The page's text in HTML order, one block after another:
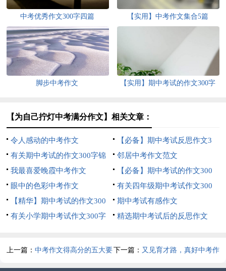
中考优秀作文300字四篇 【实用】中考作文集合5篇
脚步中考作文
【实用】期中考试的作文300字
【为自己拧灯中考满分作文】相关文章：
令人感动的中考作文
【必备】期中考试反思作文3
篇
有关期中考试的作文300字锦
集七篇
邻居中考作文范文
我最喜爱晚霞中考作文
【必备】期中考试的作文300
字集合六篇
眼中的色彩中考作文
有关四年级期中考试作文300
字合集6篇
【精华】期中考试的作文300
字锦集5篇
期中考试有感作文
有关小学期中考试作文300字
精选期中考试后的反思作文
上一篇：中考作文得高分的五大要
点
下一篇： 又见育才路，真好中考作
文